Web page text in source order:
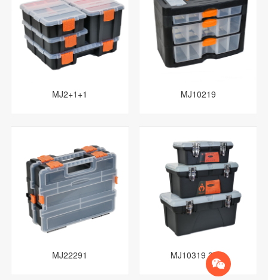
MJ2+1+1 MJ10219
MJ22291 MJ10319 3IN1